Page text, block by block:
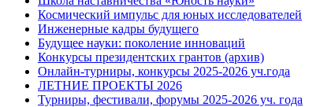
Космический импульс для юных исследователей
Инженерные кадры будущего
Будущее науки: поколение инноваций
Конкурсы президентских грантов (архив)
Онлайн-турниры, конкурсы 2025-2026 уч.года
ЛЕТНИЕ ПРОЕКТЫ 2026
Турниры, фестивали, форумы 2025-2026 уч. года